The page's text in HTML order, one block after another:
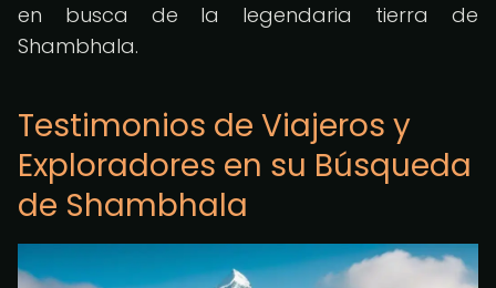
en busca de la legendaria tierra de
Shambhala.
Testimonios de Viajeros y
Exploradores en su Búsqueda
de Shambhala